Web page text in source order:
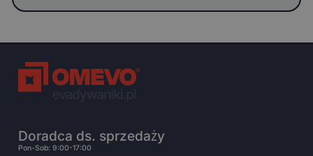
Doradca ds. sprzedaży
Pon-Sob: 9:00-17:00